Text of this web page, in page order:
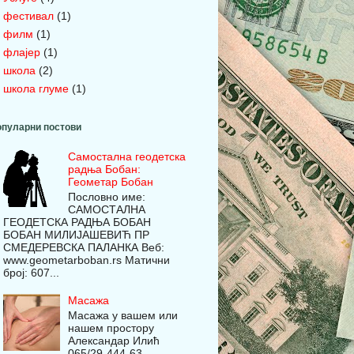
фестивал (1)
филм (1)
флајер (1)
школа (2)
школа глуме (1)
постови
Самостална геодетска
радња Бобан:
Геометар Бобан
Пословно име:
САМОСТАЛНА
ГЕОДЕТСКА РАДЊА БОБАН
БОБАН МИЛИЈАШЕВИЋ ПР
СМЕДЕРЕВСКА ПАЛАНКА Веб:
www.geometarboban.rs Матични
број: 607...
Масажа
Масажа у вашем или
нашем простору
Александар Илић